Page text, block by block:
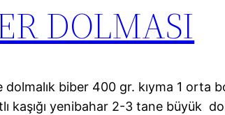
DOLMASI
biber 400 gr. kıyma 1 orta
kaşığı yenibahar 2-3 tane büyük